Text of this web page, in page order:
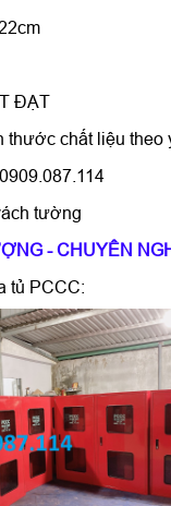
ĐẠT
thước chất liệu theo
tường
- CHUYÊN
tủ PCCC: